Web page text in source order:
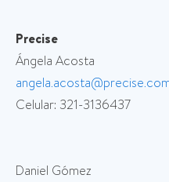
Precise
Ángela Acosta
Celular: 321-3136437
Daniel Gómez